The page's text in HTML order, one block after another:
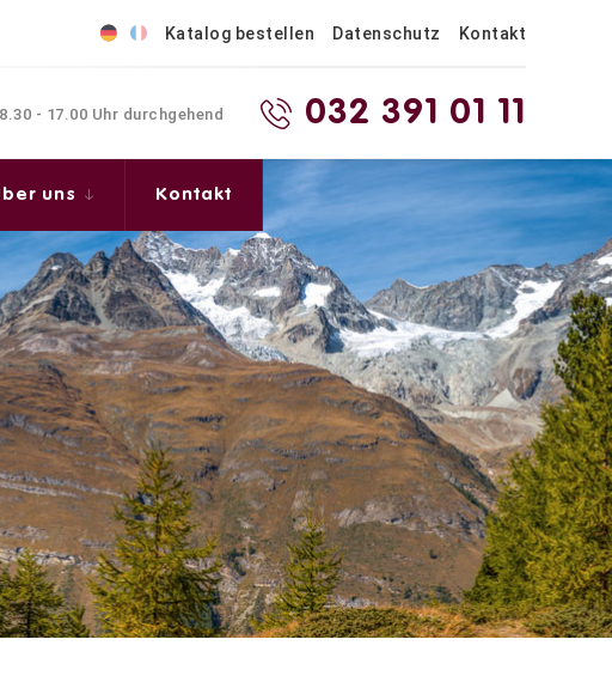
Katalog bestellen Datenschutz Kontakt
- 17.00 Uhr durchgehend 032 391 01 11
uns Kontakt